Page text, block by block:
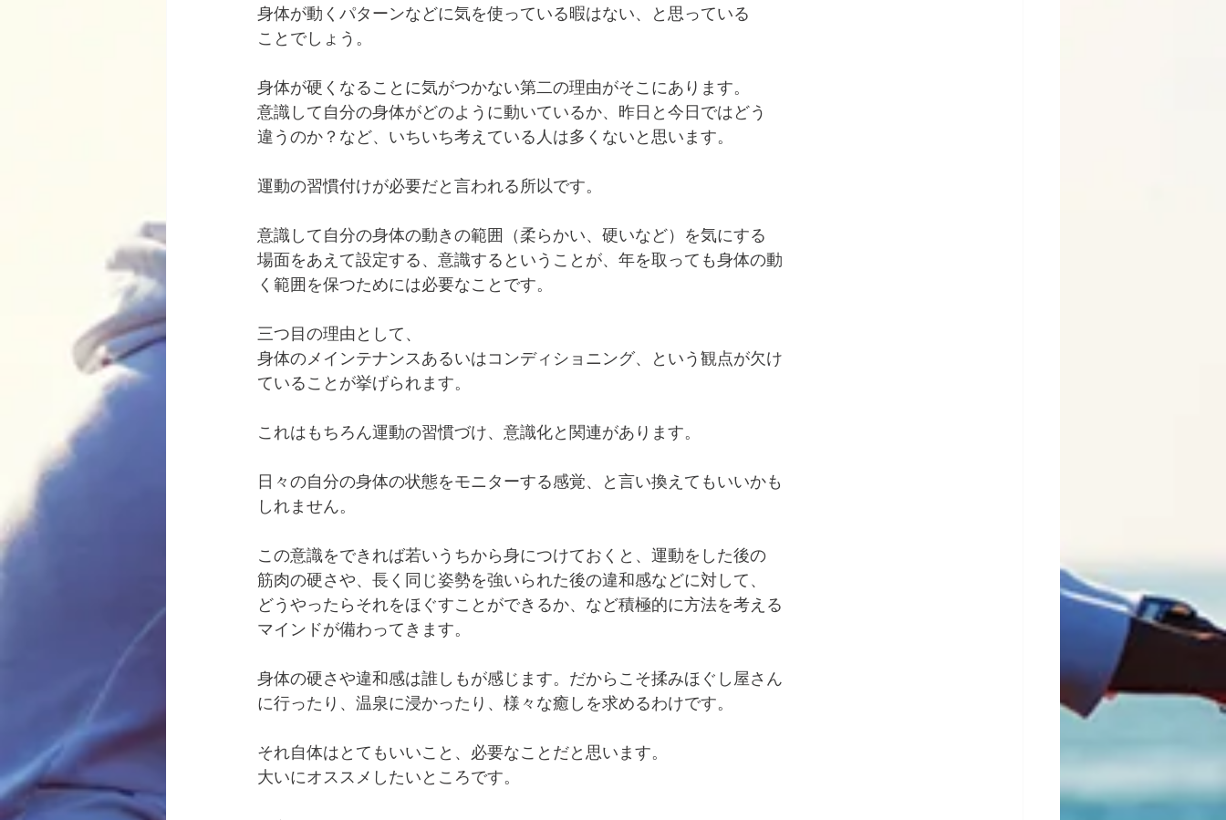
身体が動くパターンなどに気を使っている暇はない、と思っている
ことでしょう。
身体が硬くなることに気がつかない第二の理由がそこにあります。
意識して自分の身体がどのように動いているか、昨日と今日ではどう
違うのか？など、いちいち考えている人は多くないと思います。
運動の習慣付けが必要だと言われる所以です。
意識して自分の身体の動きの範囲（柔らかい、硬いなど）を気にする
場面をあえて設定する、意識するということが、年を取っても身体の動
く範囲を保つためには必要なことです。
三つ目の理由として、
身体のメインテナンスあるいはコンディショニング、という観点が欠け
ていることが挙げられます。
これはもちろん運動の習慣づけ、意識化と関連があります。
日々の自分の身体の状態をモニターする感覚、と言い換えてもいいかも
しれません。
この意識をできれば若いうちから身につけておくと、運動をした後の
筋肉の硬さや、長く同じ姿勢を強いられた後の違和感などに対して、
どうやったらそれをほぐすことができるか、など積極的に方法を考える
マインドが備わってきます。
身体の硬さや違和感は誰しもが感じます。だからこそ揉みほぐし屋さん
に行ったり、温泉に浸かったり、様々な癒しを求めるわけです。
それ自体はとてもいいこと、必要なことだと思います。
大いにオススメしたいところです。